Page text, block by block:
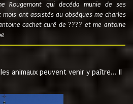
Rougemont qui decéda munie de ses
ont assistés au obsèques me charles
cachet curé de ???? et me antoine
animaux peuvent venir y paître... Il